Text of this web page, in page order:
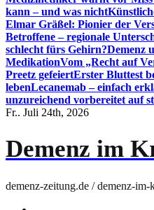
kann – und was nicht
Elmar Gräßel: Pionier der
Betroffene – regionale
schlecht fürs Gehirn?Demenz
MedikationVom „Recht auf
Preetz gefeiertErster Bluttest
lebenLecanemab – einfach
unzureichend vorbereitet auf
Fr.. Juli 24th, 2026
Demenz im
demenz-zeitung.de / demenz-